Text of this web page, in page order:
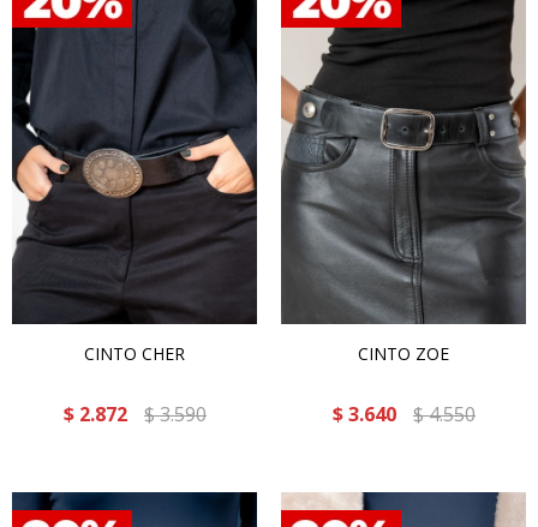
CINTO CHER
$ 2.872 $3.590
CINTO ZOE
$ 3.640 $4.550